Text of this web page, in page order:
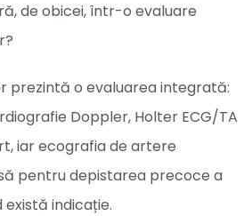
de obicei, într-o evaluare
prezintă o evaluarea integrată:
Doppler, Holter ECG/TA
iar ecografia de artere
pentru depistarea precoce a
indicație.